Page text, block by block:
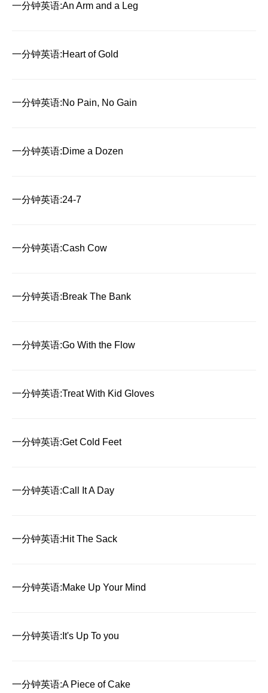
一分钟英语:An Arm and a Leg
一分钟英语:Heart of Gold
一分钟英语:No Pain, No Gain
一分钟英语:Dime a Dozen
一分钟英语:24-7
一分钟英语:Cash Cow
一分钟英语:Break The Bank
一分钟英语:Go With the Flow
一分钟英语:Treat With Kid Gloves
一分钟英语:Get Cold Feet
一分钟英语:Call It A Day
一分钟英语:Hit The Sack
一分钟英语:Make Up Your Mind
一分钟英语:It's Up To you
一分钟英语:A Piece of Cake